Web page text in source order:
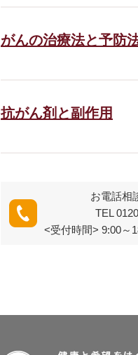
がんの治療法と予防
抗がん剤と副作用
お電話相
TEL
<受付時間> 9:00～